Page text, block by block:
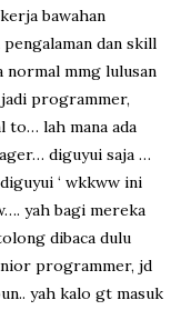
bawahan
dan skill
normal mmg lulusan
programmer,
to… lah mana ada
diguyui saja …
‘ wkkww ini
yah bagi mereka
dibaca dulu
programmer, jd
yah kalo gt masuk